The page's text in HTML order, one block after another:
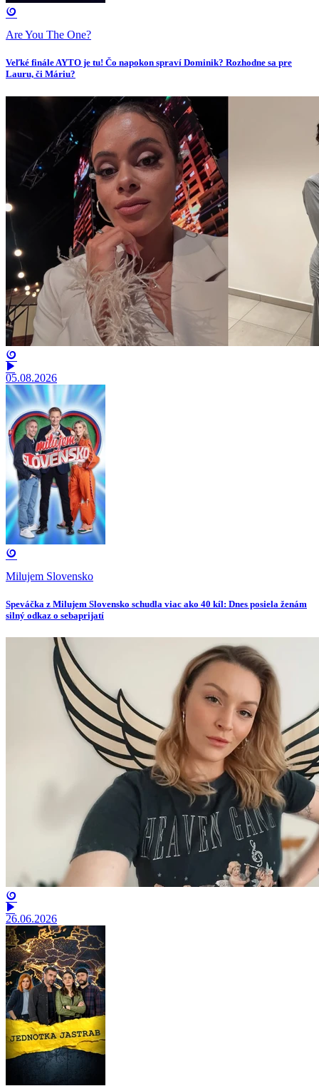
Are You The One?
Veľké finále AYTO je tu! Čo napokon spraví Dominik? Rozhodne sa pre
Lauru, či Máriu?
05.08.2026
Milujem Slovensko
Speváčka z Milujem Slovensko schudla viac ako 40 kíl: Dnes posiela ženám
silný odkaz o sebaprijatí
26.06.2026